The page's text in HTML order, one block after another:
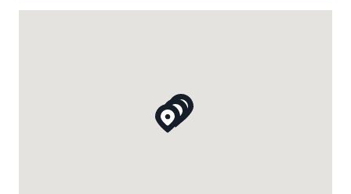
жизни в США